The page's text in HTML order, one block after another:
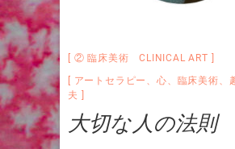
② 臨床美術 CLINICAL ART
アートセラピー 、心、 臨床美術、
夫
大切な人の法則